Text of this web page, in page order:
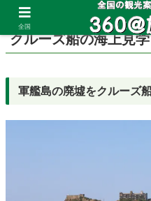
ホーム 長崎県 軍艦島
クルーズ船の海上見学
軍艦島の廃墟をクルーズ
全国